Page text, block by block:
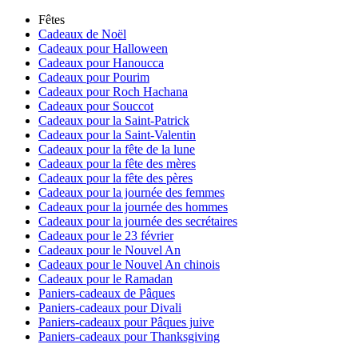
Fêtes
Cadeaux de Noël
Cadeaux pour Halloween
Cadeaux pour Hanoucca
Cadeaux pour Pourim
Cadeaux pour Roch Hachana
Cadeaux pour Souccot
Cadeaux pour la Saint-Patrick
Cadeaux pour la Saint-Valentin
Cadeaux pour la fête de la lune
Cadeaux pour la fête des mères
Cadeaux pour la fête des pères
Cadeaux pour la journée des femmes
Cadeaux pour la journée des hommes
Cadeaux pour la journée des secrétaires
Cadeaux pour le 23 février
Cadeaux pour le Nouvel An
Cadeaux pour le Nouvel An chinois
Cadeaux pour le Ramadan
Paniers-cadeaux de Pâques
Paniers-cadeaux pour Divali
Paniers-cadeaux pour Pâques juive
Paniers-cadeaux pour Thanksgiving